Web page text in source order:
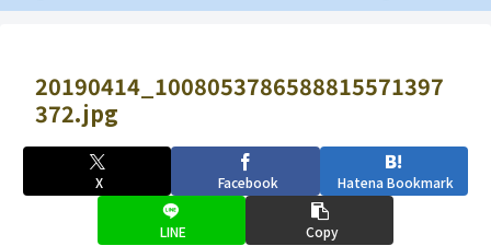
20190414_1008053786588815571397
372.jpg
X Facebook Hatena Bookmark
LINE Copy